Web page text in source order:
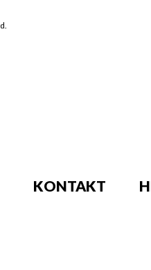
KONTAKT